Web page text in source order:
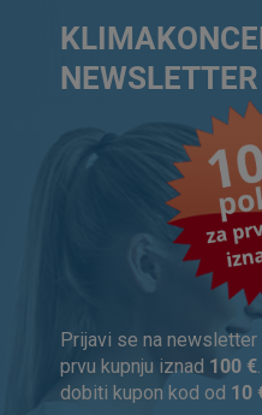
NEWSLETTER
Prijavi se na
prvu kupnju iznad 100 €
dobiti kupon kod od 10